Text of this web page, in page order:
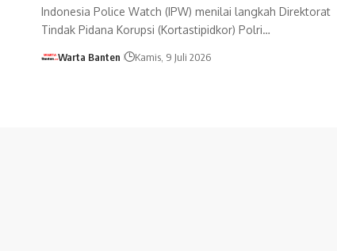
Indonesia Police Watch (IPW) menilai langkah Direktorat
Tindak Pidana Korupsi (Kortastipidkor) Polri…
Warta Banten Kamis, 9 Juli 2026